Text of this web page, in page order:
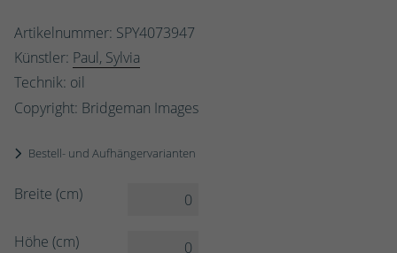
Artikelnummer: SPY4073947
Künstler: Paul, Sylvia
Technik: oil
Copyright: Bridgeman Images
Bestell- und Aufhängervarianten
Breite (cm)
Höhe (cm)